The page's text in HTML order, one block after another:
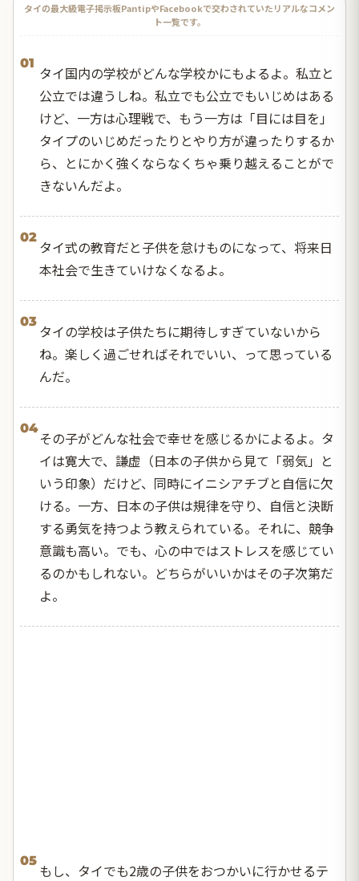
タイの最大級電子掲示板PantipやFacebookで交わされていたリアルなコメン
ト一覧です。
01
タイ国内の学校がどんな学校かにもよるよ。私立と
公立では違うしね。私立でも公立でもいじめはある
けど、一方は心理戦で、もう一方は「目には目を」
タイプのいじめだったりとやり方が違ったりするか
ら、とにかく強くならなくちゃ乗り越えることがで
きないんだよ。
02
タイ式の教育だと子供を怠けものになって、将来日
本社会で生きていけなくなるよ。
03
タイの学校は子供たちに期待しすぎていないから
ね。楽しく過ごせればそれでいい、って思っている
んだ。
04
その子がどんな社会で幸せを感じるかによるよ。タ
イは寛大で、謙虚（日本の子供から見て「弱気」と
いう印象）だけど、同時にイニシアチブと自信に欠
ける。一方、日本の子供は規律を守り、自信と決断
する勇気を持つよう教えられている。それに、競争
意識も高い。でも、心の中ではストレスを感じてい
るのかもしれない。どちらがいいかはその子次第だ
よ。
05
もし、タイでも2歳の子供をおつかいに行かせるテ